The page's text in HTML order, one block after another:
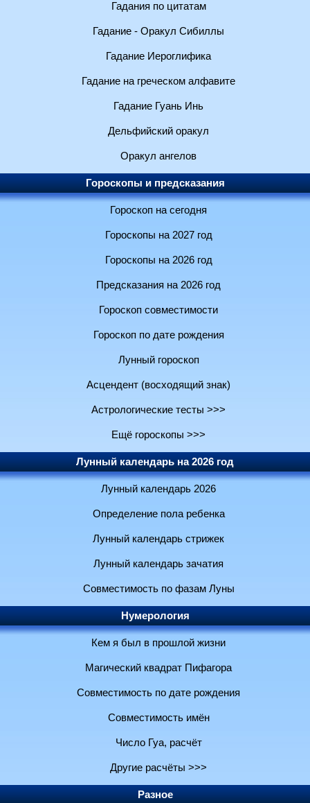
Гадания по цитатам
Гадание - Оракул Сибиллы
Гадание Иероглифика
Гадание на греческом алфавите
Гадание Гуань Инь
Дельфийский оракул
Оракул ангелов
Гороскопы и предсказания
Гороскоп на сегодня
Гороскопы на 2027 год
Гороскопы на 2026 год
Предсказания на 2026 год
Гороскоп совместимости
Гороскоп по дате рождения
Лунный гороскоп
Асцендент (восходящий знак)
Астрологические тесты >>>
Ещё гороскопы >>>
Лунный календарь на 2026 год
Лунный календарь 2026
Определение пола ребенка
Лунный календарь стрижек
Лунный календарь зачатия
Совместимость по фазам Луны
Нумерология
Кем я был в прошлой жизни
Магический квадрат Пифагора
Совместимость по дате рождения
Совместимость имён
Число Гуа, расчёт
Другие расчёты >>>
Разное